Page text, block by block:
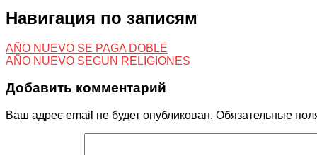
Навигация по записям
AÑO NUEVO SE PAGA DOBLE
AÑO NUEVO SEGUN RELIGIONES
Добавить комментарий
Ваш адрес email не будет опубликован. Обязательные